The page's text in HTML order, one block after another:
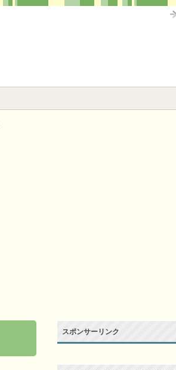
スポンサーリンク